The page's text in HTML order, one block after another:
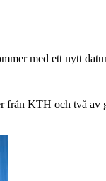
med ett nytt
KTH och två av